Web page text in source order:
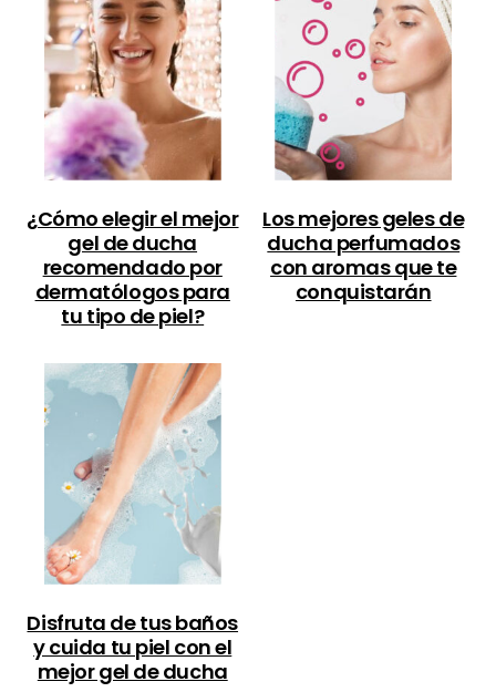
¿Cómo elegir el mejor
gel de ducha
recomendado por
dermatólogos para
tu tipo de piel?
Los mejores geles de
ducha perfumados
con aromas que te
conquistarán
Disfruta de tus baños
y cuida tu piel con el
mejor gel de ducha